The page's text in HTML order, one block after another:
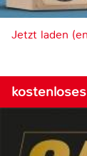
Jetzt laden